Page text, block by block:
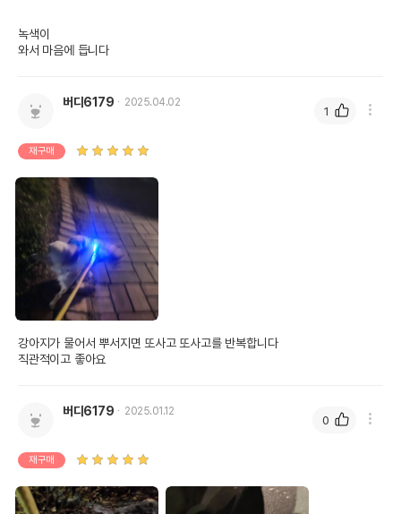
녹색이
와서 마음에 듭니다
버디6179 2025.04.02
재구매
강아지가 물어서 뿌서지면 또사고 또사고를 반복합니다
직관적이고 좋아요
1
버디6179 2025.01.12
재구매
0